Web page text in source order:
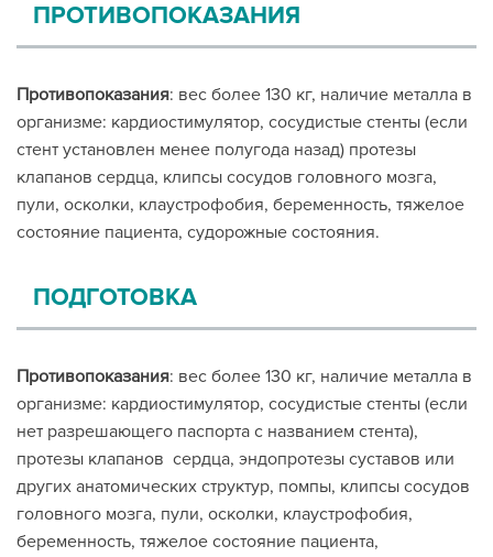
ПРОТИВОПОКАЗАНИЯ
Противопоказания: вес более 130 кг, наличие металла в
организме: кардиостимулятор, сосудистые стенты (если
стент установлен менее полугода назад) протезы
клапанов сердца, клипсы сосудов головного мозга,
пули, осколки, клаустрофобия, беременность, тяжелое
состояние пациента, судорожные состояния.
ПОДГОТОВКА
Противопоказания: вес более 130 кг, наличие металла в
организме: кардиостимулятор, сосудистые стенты (если
нет разрешающего паспорта с названием стента),
протезы клапанов сердца, эндопротезы суставов или
других анатомических структур, помпы, клипсы сосудов
головного мозга, пули, осколки, клаустрофобия,
беременность, тяжелое состояние пациента,